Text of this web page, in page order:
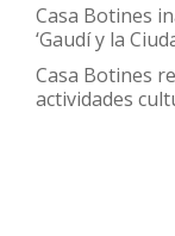
Casa Botines
‘Gaudí y la
Casa Botines
actividades